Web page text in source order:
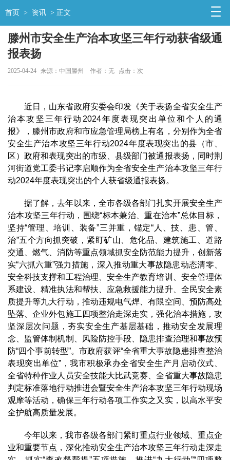
首页 > 资讯 > 正文
滕州市安全生产治本攻坚三年行动获省级通
报表扬
2025-04-24 来源：中国滕州 作者：无 点击： 次
近日，山东省政府安委会印发《关于表扬全省安全生产
治本攻坚三年行动2024年度表现突出单位和个人的通
报》，滕州市政府和市应急管理局榜上有名，分别作为全省
安全生产治本攻坚三年行动2024年度表现突出的县（市、
区）政府和表现突出的市级、县级部门被通报表扬，同时荆
河街道党工委书记李启顺作为全省安全生产治本攻坚三年行
动2024年度表现突出的个人获省级通报表扬。
据了解，去年以来，全市各级各部门扎实开展安全生产
治本攻坚三年行动，围绕“标本兼治、重在治本”总体目标，
坚持“管理、培训、装备”三并重，锚定“人、技、患、管、
治”五个方向抓突破，紧盯矿山、危化品、建筑施工、道路
交通、燃气、消防等重点领域抓安全防范能力提升，创新落
实“六抓六重”强力措施，深入推动重大事故隐患动态清零、
安全科技支撑和工程治理、安全生产教育培训、安全管理体
系建设、精准执法和帮扶、应急救援能力提升、全民安全素
质提升等九大行动，推动违规电气焊、有限空间、预防高处
坠落、企业外包施工四项整治走深走实，强化治本措施，攻
坚深层次问题，夯实安全生产基层基础，推动安全发展理
念、监管体制机制、风险防控手段、隐患排查治理和事故预
防“四个事前转型”。市政府获评“全省重大事故隐患排查整治
表现突出单位”，我市积极承办全省安全生产月启动仪式、
全省特种作业人员安全技能大比武竞赛、全省重大事故隐患
判定标准落地行动推进会暨安全生产治本攻坚三年行动现场
观摩等活动，确保三年行动各项工作实之又实，以高水平安
全护航高质量发展。
今年以来，我市各级各部门紧盯重点行业领域、重点企
业和重要节点，深化推动安全生产治本攻坚三年行动走深走